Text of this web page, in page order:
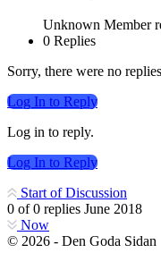
Unknown Member
0 Replies
Sorry, there were no
Log In to Reply
Log in to reply.
Log In to Reply
Start of Discussion
0 of0 replies June 2018
Now
© 2026 - Den Goda Sidan